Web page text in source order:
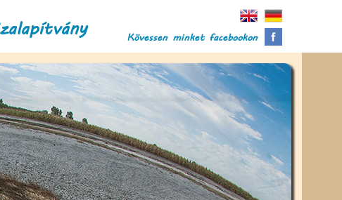
Kövessen minket facebookon